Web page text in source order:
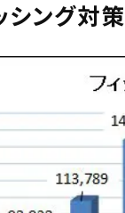
シング対